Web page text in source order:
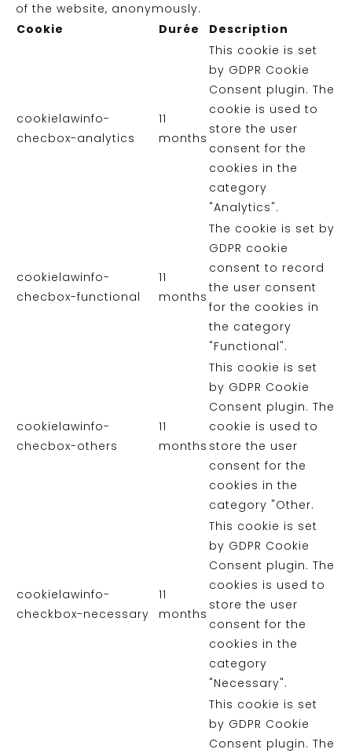
of the website, anonymously.
Cookie
Durée Description
cookielawinfo-
checbox-analytics
11
months
This cookie is set
by GDPR Cookie
Consent plugin. The
cookie is used to
store the user
consent for the
cookies in the
category
"Analytics".
cookielawinfo-
checbox-functional
11
months
The cookie is set by
GDPR cookie
consent to record
the user consent
for the cookies in
the category
"Functional".
cookielawinfo-
checbox-others
11
months
This cookie is set
by GDPR Cookie
Consent plugin. The
cookie is used to
store the user
consent for the
cookies in the
category "Other.
cookielawinfo-
checkbox-necessary
11
months
This cookie is set
by GDPR Cookie
Consent plugin. The
cookies is used to
store the user
consent for the
cookies in the
category
"Necessary".
This cookie is set
by GDPR Cookie
Consent plugin. The